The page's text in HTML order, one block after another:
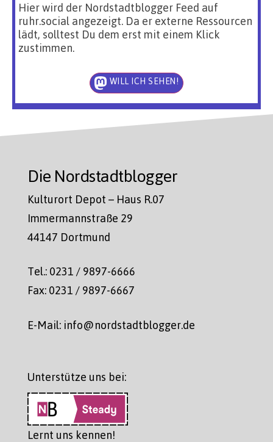
Hier wird der Nordstadtblogger Feed auf
ruhr.social angezeigt. Da er externe Ressourcen
lädt, solltest Du dem erst mit einem Klick
zustimmen.
WILL ICH SEHEN!
Die Nordstadtblogger
Kulturort Depot – Haus R.07
Immermannstraße 29
44147 Dortmund
Tel.: 0231 / 9897-6666
Fax: 0231 / 9897-6667
E-Mail: info@nordstadtblogger.de
Unterstütze uns bei:
Lernt uns kennen!